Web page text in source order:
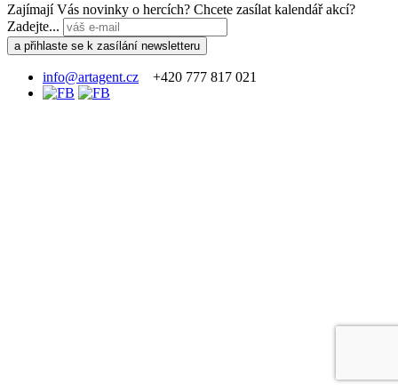
Zajímají Vás novinky o hercích? Chcete zasílat kalendář akcí?
Zadejte...
info@artagent.cz +420 777 817 021